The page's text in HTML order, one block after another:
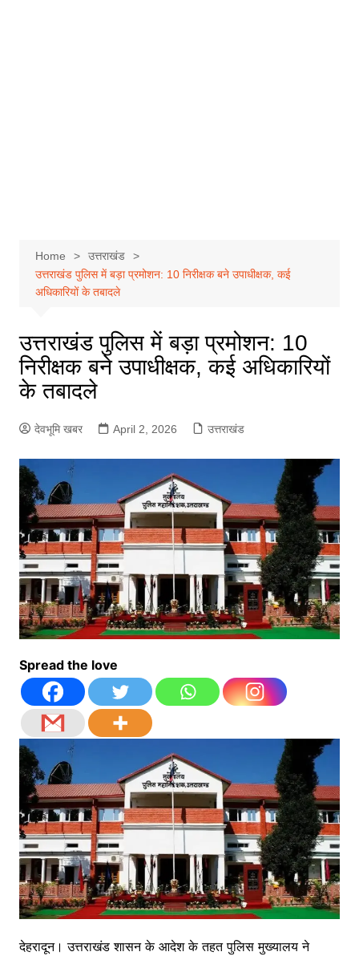
Home
उत्तराखंड
उत्तराखंड पुलिस में बड़ा प्रमोशन: 10 निरीक्षक बने उपाधीक्षक, कई
अधिकारियों के तबादले
उत्तराखंड पुलिस में बड़ा प्रमोशन: 10
निरीक्षक बने उपाधीक्षक, कई अधिकारियों
के तबादले
देवभूमि खबर April 2, 2026 उत्तराखंड
Spread the love
देहरादून। उत्तराखंड शासन के आदेश के तहत पुलिस मुख्यालय ने